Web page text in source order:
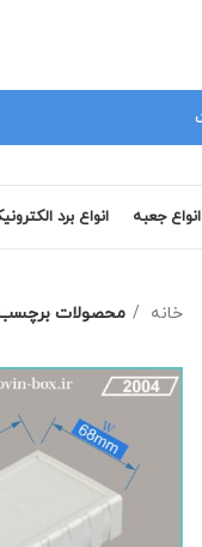
انواع جعبه انواع برد
خانه محصولات برچسب